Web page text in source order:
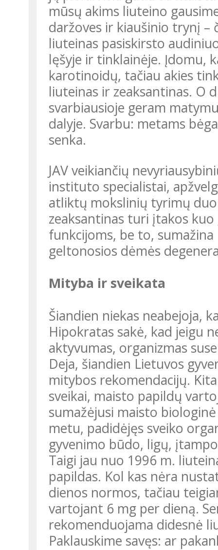
mūsų akims liuteino
daržoves ir kiaušinio trynį –
liuteinas pasiskirsto
lęšyje ir tinklainėje. Įdomu,
karotinoidų, tačiau akies
liuteinas ir zeaksantinas. O
svarbiausioje geram
dalyje. Svarbu: metams
senka.
JAV veikiančių nevyriausybinių organizacijų Maisto technologų
instituto specialistai,
atliktų mokslinių tyrimų
zeaksantinas turi įtakos
funkcijoms, be to,
geltonosios dėmės
Mityba ir sveikata
Šiandien niekas neabejoja, kad mityba – sveikatos pagrindas. Dar
Hipokratas sakė, kad jeigu
aktyvumas, organizmas
Deja, šiandien Lietuvos gyventojų mityba neatitinka sveikos
mitybos rekomendacijų.
sveikai, maisto papildų
sumažėjusi maisto
metu, padidėjęs sveiko
gyvenimo būdo, ligų,
Taigi jau nuo 1996 m. liuteinas parduodamas kaip maisto
papildas. Kol kas nėra
dienos normos, tačiau
vartojant 6 mg per dieną.
rekomenduojama didesnė
Paklauskime savęs: ar pakankamai suvartojame akių sveikatai